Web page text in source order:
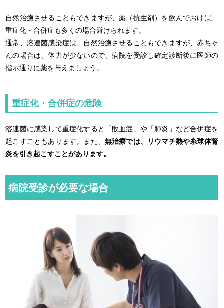
自然治癒させることもできますが、薬（抗生剤）を飲んでおけば、
重症化・合併症も多くの場合避けられます。
通常、溶連菌感染症は、自然治癒させることもできますが、赤ちゃ
んの場合は、体力が少ないので、病院を受診し確定診断後に医師の
指示通りに薬を与えましょう。
重症化・合併症の危険
溶連菌に感染して重症化すると「敗血症」や「肺炎」など合併症を
起こすこともあります。また、 無治療では、リウマチ熱や糸球体腎
炎を引き起こすことがあります。
病院受診が必要な場合